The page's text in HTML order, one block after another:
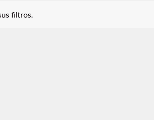
filtros.